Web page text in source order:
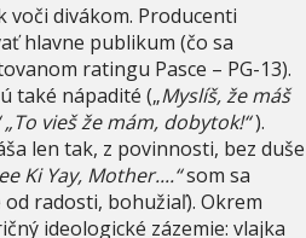
divákom. Producenti
hlavne publikum (čo sa
ratingu Pasce – PG-13).
také nápadité („Myslíš, že máš
„To vieš že mám, dobytok!“).
len tak, z povinnosti, bez duše
Ki Yay, Mother....“som sa
radosti, bohužiaľ). Okrem
ideologické zázemie: vlajka